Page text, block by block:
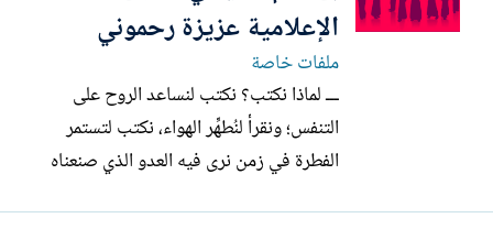
الراحل الدكتور حميد صابر...
الإعلامية عزيزة رحموني
ملفات خاصة
ـــ لماذا نكتب؟ نكتب لنساعد الروح على
التنفس؛ ونقرأ لنُطهِّر الهواء، نكتب لتستمر
الفطرة في زمن نرى فيه العدو الذي صنعناه